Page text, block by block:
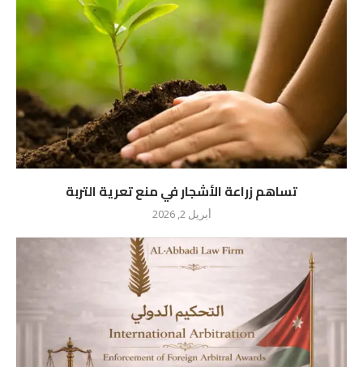
تساهم زراعة الأشجار في منع تعرية التربة
أبريل 2, 2026